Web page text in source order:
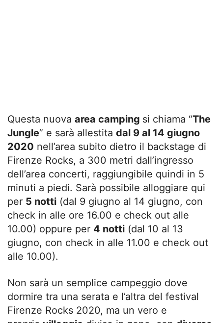
Questa nuova area camping si chiama “The
Jungle” e sarà allestita dal 9 al 14 giugno
2020 nell’area subito dietro il backstage di
Firenze Rocks, a 300 metri dall’ingresso
dell’area concerti, raggiungibile quindi in 5
minuti a piedi. Sarà possibile alloggiare qui
per 5 notti (dal 9 giugno al 14 giugno, con
check in alle ore 16.00 e check out alle
10.00) oppure per 4 notti (dal 10 al 13
giugno, con check in alle 11.00 e check out
alle 10.00).
Non sarà un semplice campeggio dove
dormire tra una serata e l’altra del festival
Firenze Rocks 2020, ma un vero e